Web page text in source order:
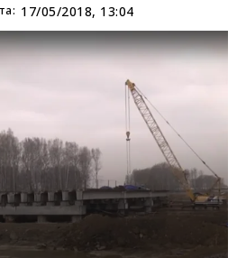
17/05/2018, 13:04